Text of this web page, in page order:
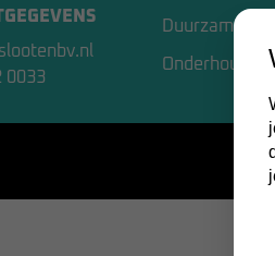
0033
Duurzame
Onderhoud